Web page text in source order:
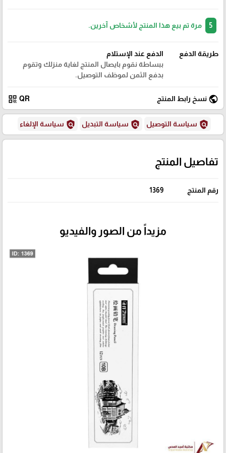
مرة تم بيع هذا المنتج لأشخاص آخرين.
طريقة الدفع
الدفع عند الإستلام
ببساطة نقوم بايصال المنتج لغاية منزلك وتقوم
بدفع الثمن لموظف التوصيل.
public نسخ رابط المنتج QR
qr_code
policy سياسة التوصيل policy سياسة التبديل policy سياسة الإلغاء
تفاصيل المنتج
رقم المنتج 1369
مزيداً من الصور والفيديو